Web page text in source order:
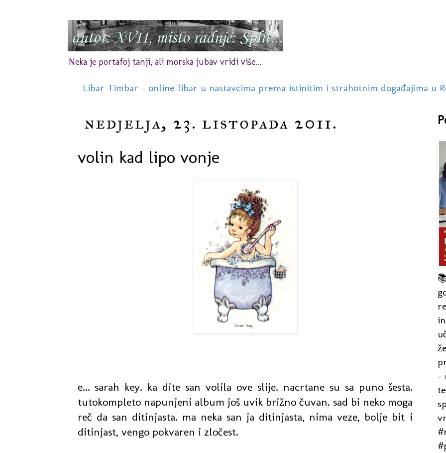
Neka je portafoj tanji, ali morska jubav vridi više...
Libar Timbar - online libar u nastavcima prema istinitim i strahotnim događajima u
nedjelja, 23. listopada 2011.
volin kad lipo vonje
e... sarah key. ka dite san volila ove slije. nacrtane su sa puno šesta.
tutokompleto napunjeni album još uvik brižno čuvan. sad bi neko moga
reč da san ditinjasta. ma neka san ja ditinjasta, nima veze, bolje bit i
ditinjast, vengo pokvaren i zločest.
-